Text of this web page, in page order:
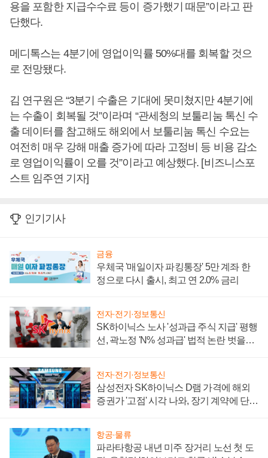
용을 포함한 지급수수료 등이 증가했기 때문”이라고 판
단했다.
메디톡스는 4분기에 영업이익률 50%대를 회복할 것으
로 전망됐다.
김 연구원은 “3분기 수출은 기대에 못미쳤지만 4분기에
는 수출이 회복될 것”이라며 “관세청의 보툴리눔 톡신 수
출 데이터를 참고해도 해외에서 보툴리눔 톡신 수요는
여전히 매우 강해 매출 증가에 따라 고정비 등 비용 감소
로 영업이익률이 오를 것”이라고 예상했다. [비즈니스포
스트 임주연 기자]
인기기사
금융
우체국 '매일이자 파킹통장' 5만 계좌 한
정으로 다시 출시, 최고 연 2.0% 금리
전자·전기·정보통신
SK하이닉스 노사 '성과급 주식 지급' 평행
선, 곽노정 'N% 성과급' 법적 논란 벗을지
전자·전기·정보통신
삼성전자 SK하이닉스 D램 가격에 해외
증권가 '고점' 시각 나와, 장기 계약에 단점
항공·물류
파라타항공 내년 미주 장거리 노선 첫 도